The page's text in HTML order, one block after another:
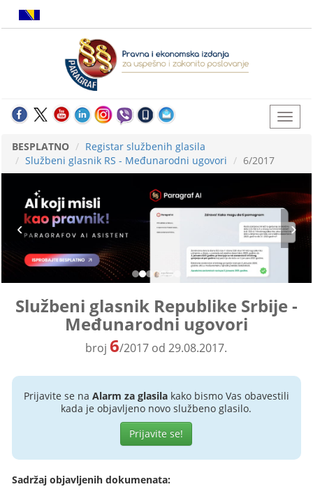
BESPLATNO
Registar službenih glasila
Službeni glasnik RS - Međunarodni ugovori
6/2017
Službeni glasnik Republike Srbije -
Međunarodni ugovori
broj6/2017 od 29.08.2017.
Prijavite se na Alarm za glasilakako bismo Vas obavestili
kada je objavljeno novo službeno glasilo.
Prijavite se!
Sadržaj objavljenih dokumenata: